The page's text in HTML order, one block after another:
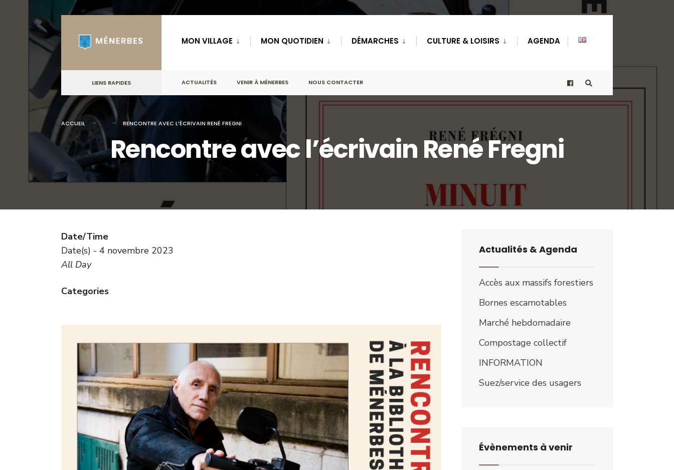
content
MON VILLAGE MON QUOTIDIEN DÉMARCHES CULTURE & LOISIRS AGENDA
LIENS RAPIDES ACTUALITÉS VENIR À MÉNERBES NOUS CONTACTER
ACCUEIL RENCONTRE AVEC L’ÉCRIVAIN RENÉ FREGNI
Rencontre avec l’écrivain René Fregni
Date/Time
Date(s) - 4 novembre 2023
All Day
Categories
Actualités & Agenda
Accès aux massifs forestiers
Bornes escamotables
Marché hebdomadaire
Compostage collectif
INFORMATION
Suez/service des usagers
Évènements à venir